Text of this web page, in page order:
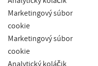
Marketingový súbor
cookie
Marketingový súbor
cookie